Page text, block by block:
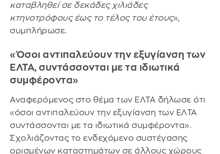
καταβληθεί σε δεκάδες χιλιάδες
κτηνοτρόφους έως το τέλος του έτους»,
συμπλήρωσε.
«Όσοι αντιπαλεύουν την εξυγίανση των
ΕΛΤΑ, συντάσσονται με τα ιδιωτικά
συμφέροντα»
Αναφερόμενος στο θέμα των ΕΛΤΑ δήλωσε ότι
«όσοι αντιπαλεύουν την εξυγίανση των ΕΛΤΑ
συντάσσονται με τα ιδιωτικά συμφέροντα».
Σχολιάζοντας το ενδεχόμενο συστέγασης
ορισμένων καταστημάτων σε άλλους χώρους